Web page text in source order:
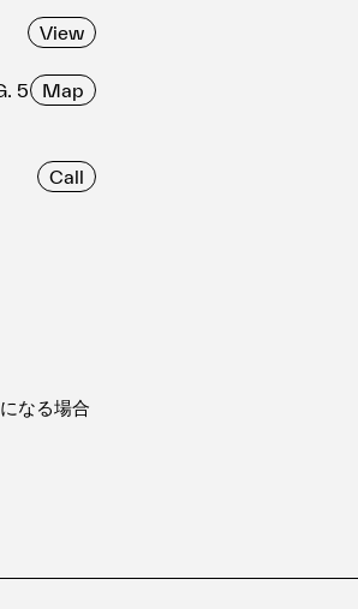
View
5
Map
Call
なる場合